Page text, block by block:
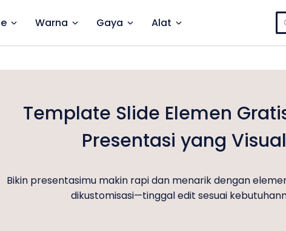
Warna Gaya Alat
Template Slide Elemen
Presentasi yang Visual
Bikin presentasimu makin rapi dan menarik dengan
dikustomisasi—tinggal edit sesuai